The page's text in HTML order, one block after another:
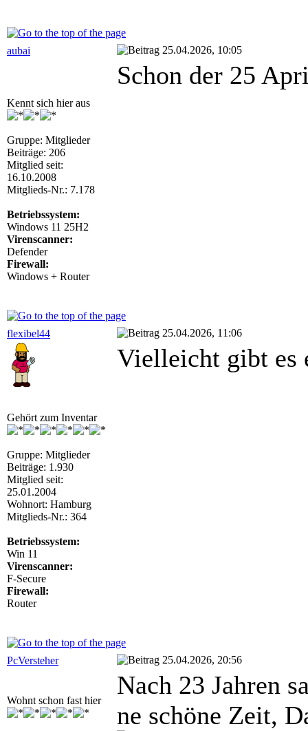
aubai 25.04.2026, 10:05
Kennt sich hier aus
Gruppe: Mitglieder
Beiträge: 206
Mitglied seit:
16.10.2008
Mitglieds-Nr.: 7.178
Betriebssystem:
Windows 11 25H2
Virenscanner:
Defender
Firewall:
Windows + Router
Schon der 25
flexibel44 25.04.2026, 11:06
Gehört zum Inventar
Gruppe: Mitglieder
Beiträge: 1.930
Mitglied seit:
25.01.2004
Wohnort: Hamburg
Mitglieds-Nr.: 364
Betriebssystem:
Win 11
Virenscanner:
F-Secure
Firewall:
Router
Vielleicht gibt es
PcVersteher 25.04.2026, 20:56
Wohnt schon fast hier
Nach 23 Jahren
ne schöne Zeit,